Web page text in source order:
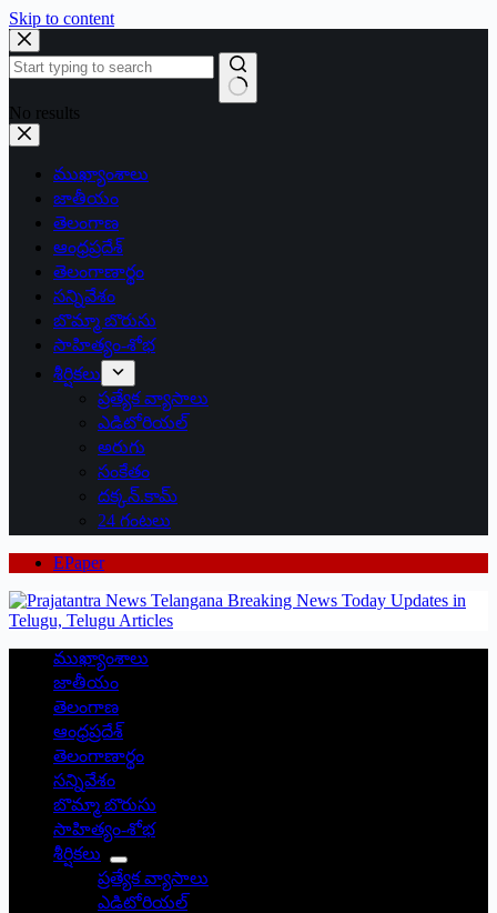
Skip to content
No results
ముఖ్యాంశాలు
జాతీయం
తెలంగాణ
ఆంధ్రప్రదేశ్
తెలంగాణార్థం
సన్నివేశం
బొమ్మా బొరుసు
సాహిత్యం-శోభ
శీర్షికలు
ప్రత్యేక వ్యాసాలు
ఎడిటోరియల్
అరుగు
సంకేతం
దక్కన్.కామ్
24 గంటలు
EPaper
ముఖ్యాంశాలు
జాతీయం
తెలంగాణ
ఆంధ్రప్రదేశ్
తెలంగాణార్థం
సన్నివేశం
బొమ్మా బొరుసు
సాహిత్యం-శోభ
శీర్షికలు
ప్రత్యేక వ్యాసాలు
ఎడిటోరియల్